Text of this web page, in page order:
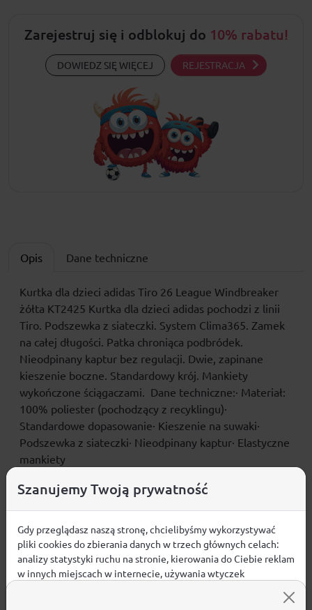
Zarejestruj się i odblokuj do 10% rabatu!
DOWIEDZ SIĘ WIĘCEJ REJESTRACJA
Opis Dane techniczne
Kurtka dla dzieci adidas Tiro 26 League Windbreaker
żółta KT2425 Kurtka dla dzieci adidas pochodzi z linii
Tiro. Podszewka z siateczki. System Clima365. Zamek
na całej długości. Patka chroniąca podbródek.
Nieodpinany kaptur bez regulacji. Dwie, zapinane
kieszenie boczne. Standardowy krój. Mankiety
wykończone ściągaczami. Dane techniczne:· Materiał:
100% poliester (pochodzący z recyklingu)·
Standardowe dopasowanie· Kieszenie na suwaki·
Podszewka z siateczki· Nieodpinany kaptur· Elastyczne
mankiety
Opinie
ŚREDNIA OCENA:
Szanujemy Twoją prywatność
Gdy przeglądasz naszą stronę, chcielibyśmy wykorzystywać
pliki cookies do zbierania danych w trzech głównych celach:
analizy statystyki ruchu na stronie, kierowania do Ciebie reklam
w innych miejscach w internecie, używania wtyczek